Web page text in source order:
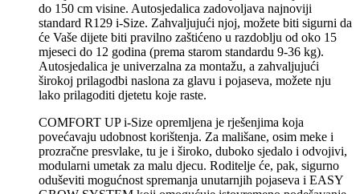
do 150 cm visine. Autosjedalica zadovoljava najnoviji
standard R129 i-Size. Zahvaljujući njoj, možete biti sigurni da
će Vaše dijete biti pravilno zaštićeno u razdoblju od oko 15
mjeseci do 12 godina (prema starom standardu 9-36 kg).
Autosjedalica je univerzalna za montažu, a zahvaljujući
širokoj prilagodbi naslona za glavu i pojaseva, možete nju
lako prilagoditi djetetu koje raste.
COMFORT UP i-Size opremljena je rješenjima koja
povećavaju udobnost korištenja. Za mališane, osim meke i
prozračne presvlake, tu je i široko, duboko sjedalo i odvojivi,
modularni umetak za malu djecu. Roditelje će, pak, sigurno
oduševiti mogućnost spremanja unutarnjih pojaseva i EASY